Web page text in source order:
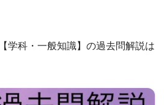
学科・一般知識】の過去問解説は